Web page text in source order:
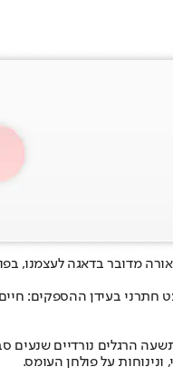
מדובר בדאגה
בעידן ההספקים:
תשעה הרגלים נורדיים
על פולחן העומס.